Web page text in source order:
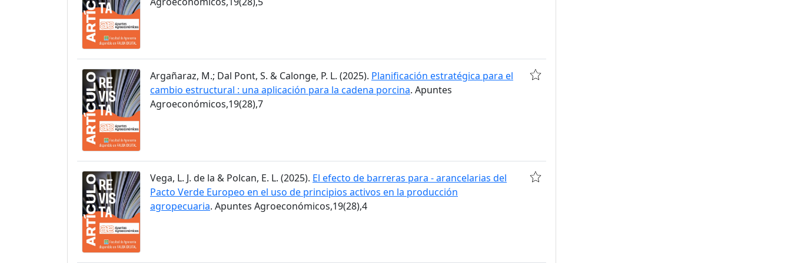
Argañaraz, M.; Dal Pont, S. & Calonge, P. L. (2025). Planificación estratégica para el
cambio estructural : una aplicación para la cadena porcina. Apuntes
Agroeconómicos,19(28),7
Vega, L. J. de la & Polcan, E. L. (2025). El efecto de barreras para - arancelarias del
Pacto Verde Europeo en el uso de principios activos en la producción
agropecuaria. Apuntes Agroeconómicos,19(28),4